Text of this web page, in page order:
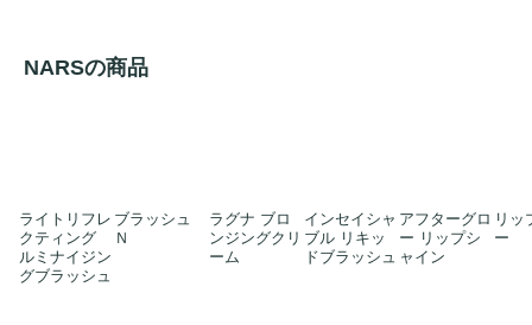
NARSの商品
ライトリフレ
クティング
ルミナイジン
グブラッシュ
ブラッシュ
Ｎ
ラグナ ブロ
ンジングクリ
ーム
インセイシャ
ブル リキッ
ドブラッシュ
アフターグロ
ー リップシ
ャイン
リッ
ー